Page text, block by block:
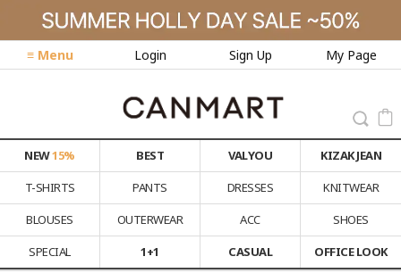
≡ Menu Login Sign Up My Page
NEW15% BEST VALYOU
KIZAK JEAN
T-SHIRTS
PANTS DRESSES
KNITWEAR
BLOUSES
OUTERWEAR ACC
SHOES
SPECIAL
1+1 CASUAL OFFICE LOOK